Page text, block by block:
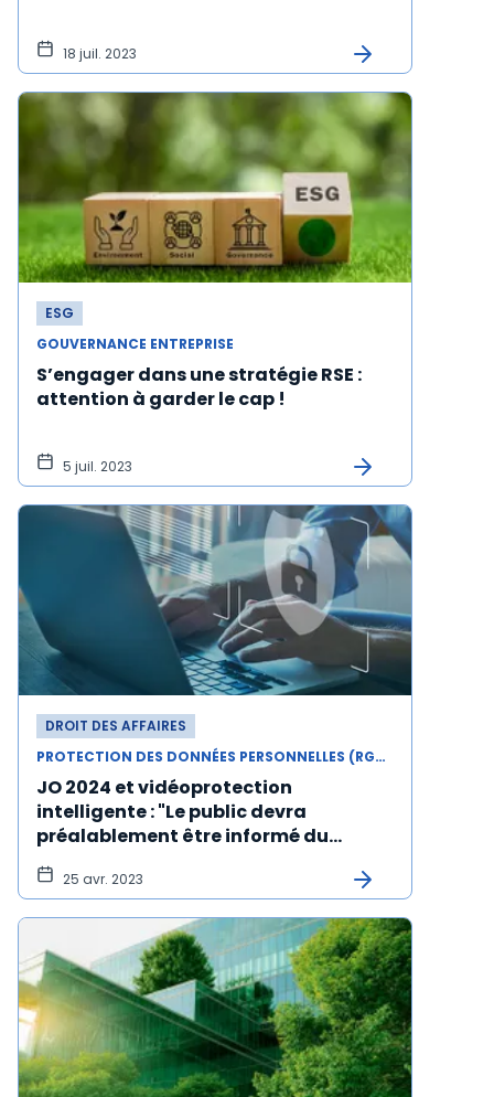
18 juil. 2023
ESG
GOUVERNANCE ENTREPRISE
S’engager dans une stratégie RSE :
attention à garder le cap !
5 juil. 2023
DROIT DES AFFAIRES
PROTECTION DES DONNÉES PERSONNELLES (RGPD)
JO 2024 et vidéoprotection
intelligente : "Le public devra
préalablement être informé du
traitement algorithmique sauf..."
25 avr. 2023